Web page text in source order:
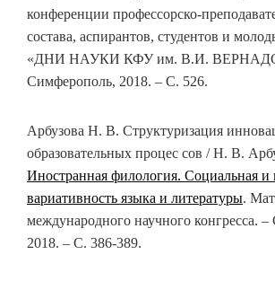
конференции профессорско-
состава, аспирантов, студентов и
«ДНИ НАУКИ КФУ им. В.И.
Симферополь, 2018. – С. 526.
Арбузова Н. В. Структуризация
образовательных процес сов / Н. В.
Иностранная филология. Социальная и
вариативность языка и литературы.
международного научного конгресса.
2018. – С. 386-389.